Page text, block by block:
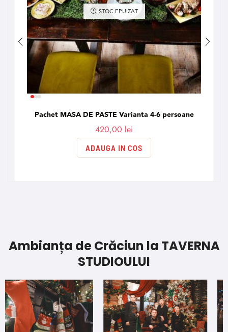
STOC EPUIZAT
Pachet MASA DE PASTE Varianta 4-6 persoane
420,00 lei
ADAUGA IN COS
Ambianța de Crăciun la TAVERNA
STUDIOULUI